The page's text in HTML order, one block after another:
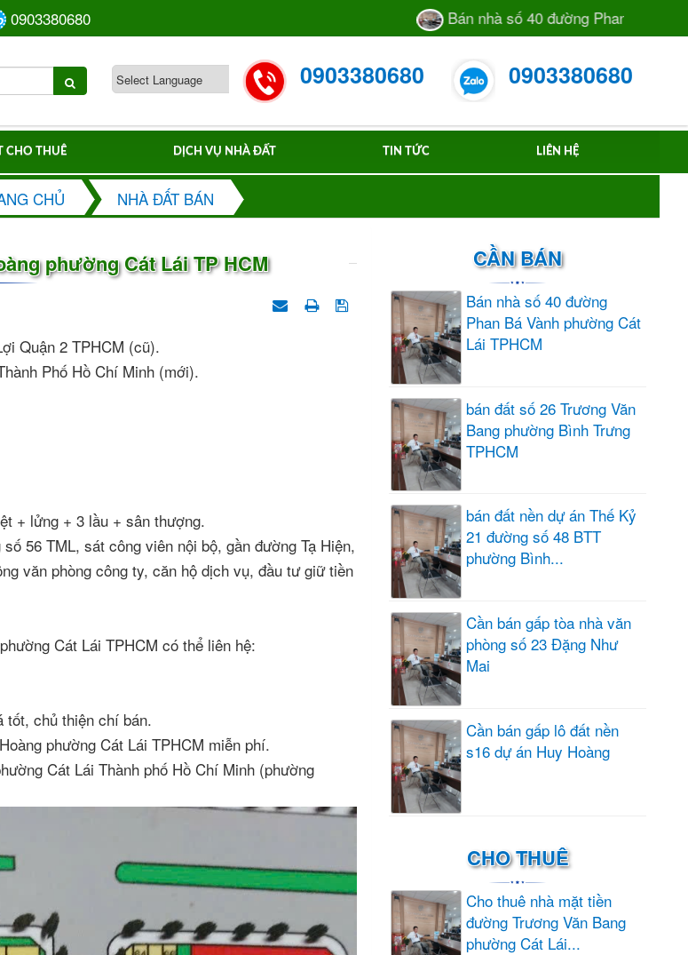
0903380680 Bán nhà số 40 đường Phan Bá Vành
0903380680 0903380680
CHO THUÊ DỊCH VỤ NHÀ ĐẤT TIN TỨC LIÊN HỆ
CHỦ NHÀ ĐẤT BÁN
phường Cát Lái TP HCM
Quận 2 TPHCM (cũ).
Phố Hồ Chí Minh (mới).
+ lửng + 3 lầu + sân thượng.
56 TML, sát công viên nội bộ, gần đường Tạ Hiện,
văn phòng công ty, căn hộ dịch vụ, đầu tư giữ tiền
Cát Lái TPHCM có thể liên hệ:
tốt, chủ thiện chí bán.
phường Cát Lái TPHCM miễn phí.
Cát Lái Thành phố Hồ Chí Minh (phường
CẦN BÁN
Bán nhà số 40 đường
Phan Bá Vành phường Cát
Lái TPHCM
bán đất số 26 Trương Văn
Bang phường Bình Trưng
TPHCM
bán đất nền dự án Thế Kỷ
21 đường số 48 BTT
phường Bình...
Cần bán gấp tòa nhà văn
phòng số 23 Đặng Như
Mai
Cần bán gấp lô đất nền
s16 dự án Huy Hoàng
CHO THUÊ
Cho thuê nhà mặt tiền
đường Trương Văn Bang
phường Cát Lái...